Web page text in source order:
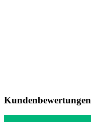
Kundenbewertungen